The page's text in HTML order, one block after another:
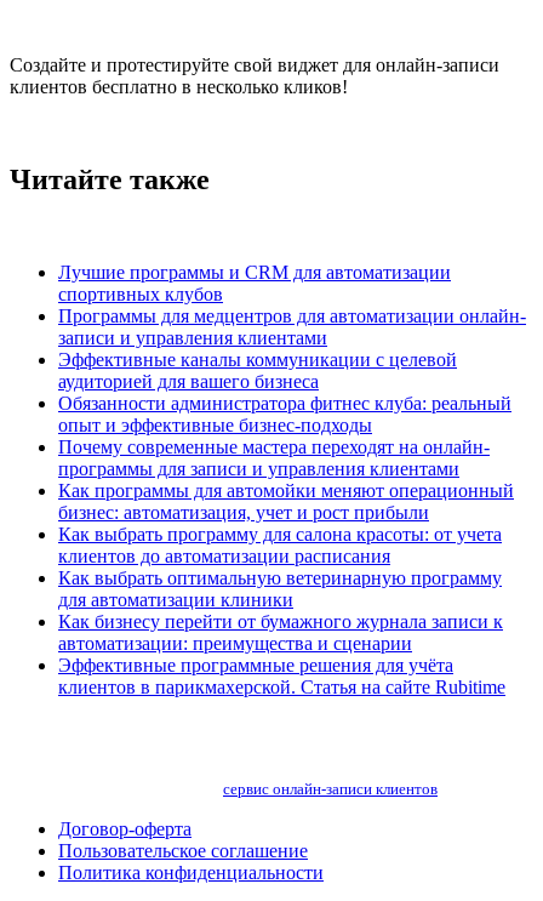
Создайте и протестируйте свой виджет для онлайн-записи
клиентов бесплатно в несколько кликов!
Читайте также
Лучшие программы и CRM для автоматизации
спортивных клубов
Программы для медцентров для автоматизации онлайн-
записи и управления клиентами
Эффективные каналы коммуникации с целевой
аудиторией для вашего бизнеса
Обязанности администратора фитнес клуба: реальный
опыт и эффективные бизнес-подходы
Почему современные мастера переходят на онлайн-
программы для записи и управления клиентами
Как программы для автомойки меняют операционный
бизнес: автоматизация, учет и рост прибыли
Как выбрать программу для салона красоты: от учета
клиентов до автоматизации расписания
Как выбрать оптимальную ветеринарную программу
для автоматизации клиники
Как бизнесу перейти от бумажного журнала записи к
автоматизации: преимущества и сценарии
Эффективные программные решения для учёта
клиентов в парикмахерской. Статья на сайте Rubitime
сервис онлайн-записи клиентов
Договор-оферта
Пользовательское соглашение
Политика конфиденциальности